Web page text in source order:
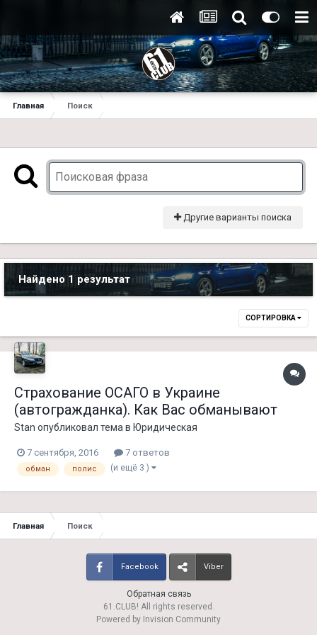
Главная Поиск
Другие варианты поиска
Найдено 1 результат
СОРТИРОВКА
Страхование ОСАГО в Украине
(автогражданка). Как Вас обманывают
Stan опубликовал тема в Юридическая
7 сентября, 2016 7 ответов
обман полис (и ещё 3 )
Главная Поиск
Обратная связь
Facebook Viber
61.CLUB! All rights reserved.
Powered by Invision Community